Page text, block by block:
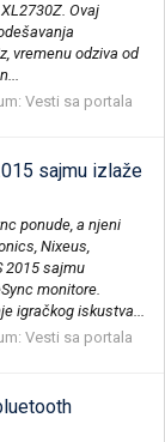
Ovaj
vremenu odziva od
Vesti sa portala
sajmu izlaže
ponude, a njeni
Nixeus,
2015 sajmu
monitore.
igračkog iskustva...
Vesti sa portala